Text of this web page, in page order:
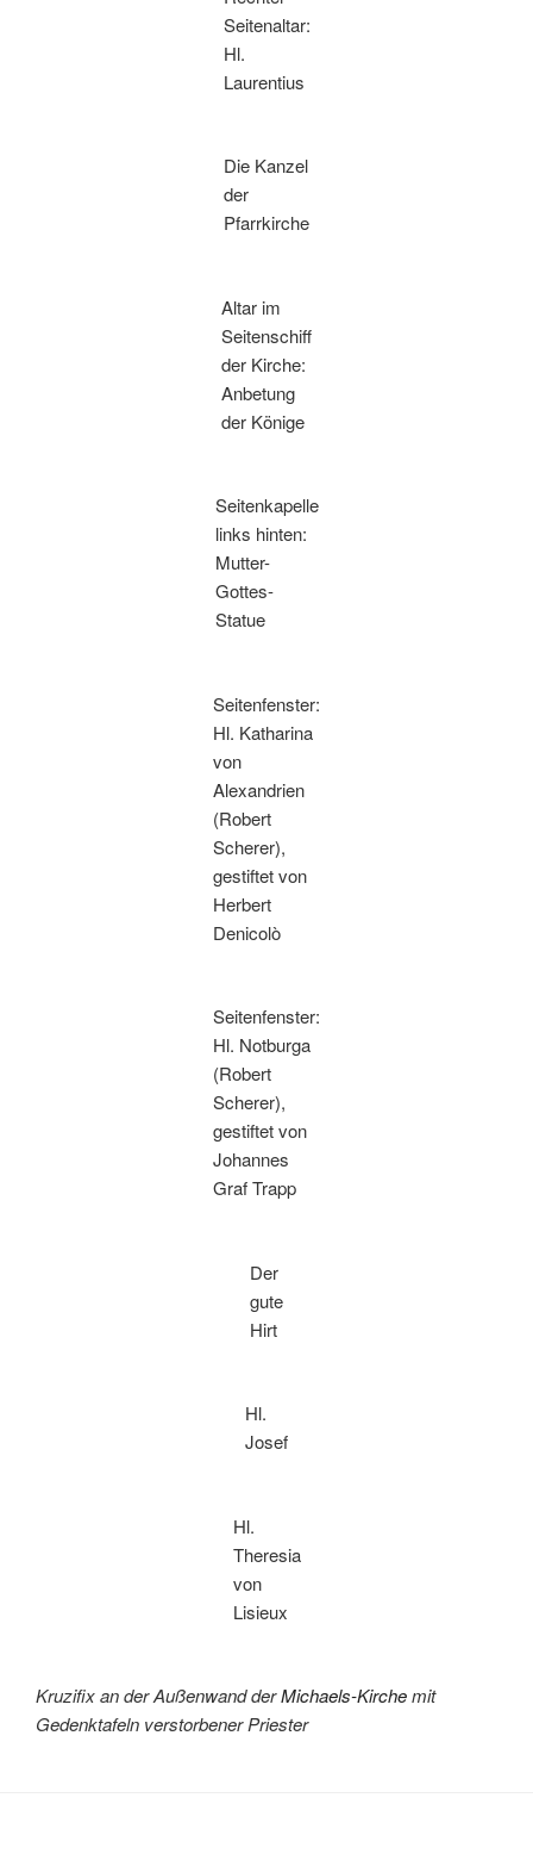
Seitenaltar:
Hl.
Laurentius
Die Kanzel
der
Pfarrkirche
Altar im
Seitenschiff
der Kirche:
Anbetung
der Könige
Seitenkapelle
links hinten:
Mutter-
Gottes-
Statue
Seitenfenster:
Hl. Katharina
von
Alexandrien
(Robert
Scherer),
gestiftet von
Herbert
Denicolò
Seitenfenster:
Hl. Notburga
(Robert
Scherer),
gestiftet von
Johannes
Graf Trapp
Der
gute
Hirt
Hl.
Josef
Hl.
Theresia
von
Lisieux
Kruzifix an der Außenwand derMichaels-Kirchemit
Gedenktafeln verstorbener Priester